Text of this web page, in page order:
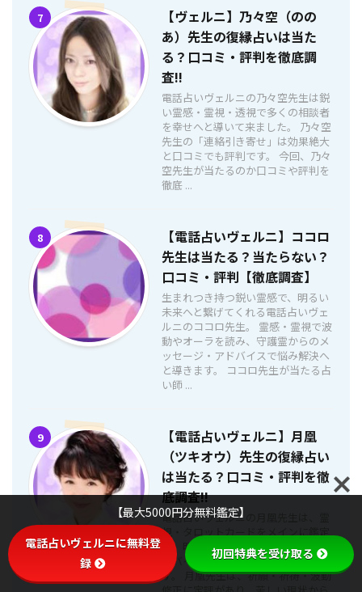
7
【ヴェルニ】乃々空（のの
あ）先生の復縁占いは当た
る？口コミ・評判を徹底調
査!!
電話占いヴェルニの乃々空先生は鋭
い霊感・霊視・透視で多くの相談者
を幸せへと導いて来ました。 乃々空
先生の「連絡引き寄せ」は効果絶大
と口コミでも評判です。 今回、乃々
空先生が当たるのか口コミや評判を
徹底 ...
8
【電話占いヴェルニ】ココロ
先生は当たる？当たらない？
口コミ・評判【徹底調査】
生まれつき持つ鋭い霊感で、明るい
未来へと繋げてくれる電話占いヴェ
ルニのココロ先生。 霊感・霊視で波
動やオーラを読み、守護霊からのメ
ッセージ・アドバイスで悩み解決へ
と導きます。 ココロ先生が当たる占
い師 ...
9
【電話占いヴェルニ】月凰
（ツキオウ）先生の復縁占い
は当たる？口コミ・評判を徹
底調査!!
電話占いヴェルニの月凰先生は、霊
視・タロットカードをメインに鑑定
し、明るい未来を切り開くためのア
ドバイスを授けてくれる占い師で
す。 月凰先生は、祈願・祈祷・波動
【最大5000円分無料鑑定】
電話占いヴェルニに無料登
録
初回特典を受け取る